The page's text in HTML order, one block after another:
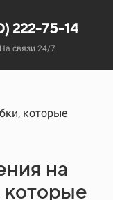
222-75-14
связи 24/7
которые
на